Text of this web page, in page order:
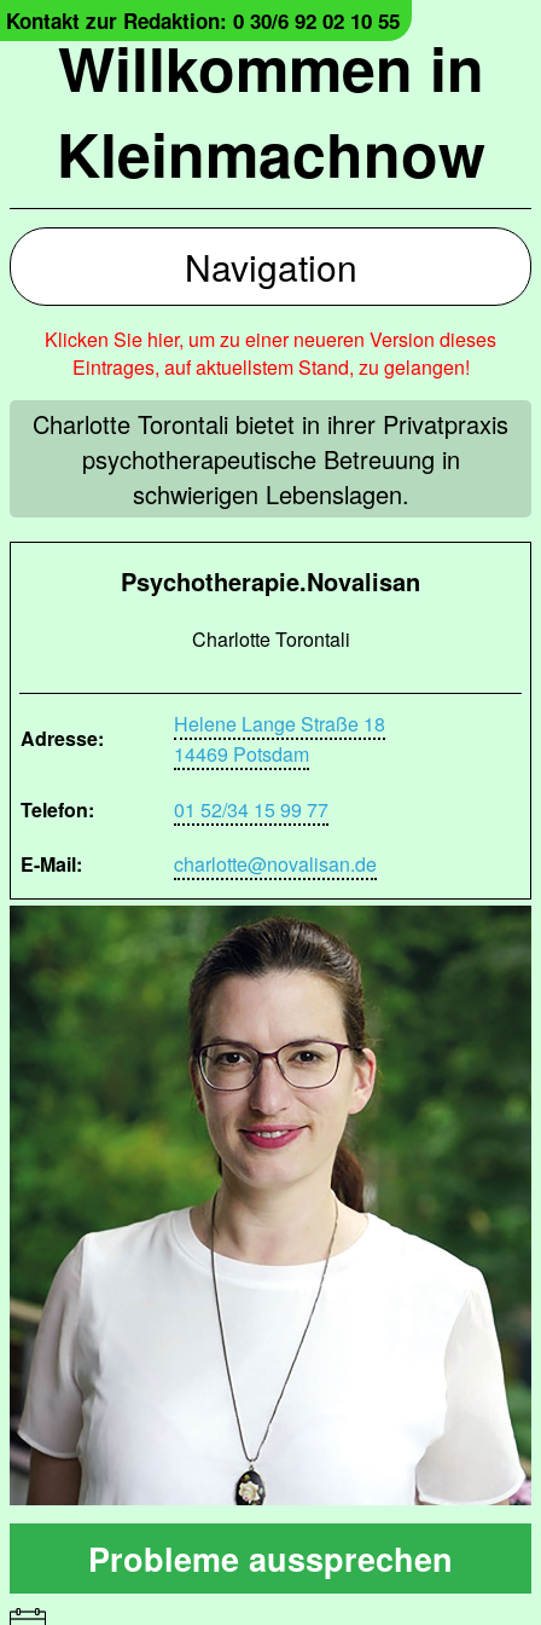
Willkommen in
Kleinmachnow
Kontakt zur Redaktion: 0 30/6 92 02 10 55
Navigation
Klicken Sie hier, um zu einer neueren Version dieses
Eintrages, auf aktuellstem Stand, zu gelangen!
Charlotte Torontali bietet in ihrer Privatpraxis
psychotherapeutische Betreuung in
schwierigen Lebenslagen.
Psychotherapie.Novalisan
Charlotte Torontali
Adresse:
Helene Lange Straße 18
14469 Potsdam
Telefon:
01 52/34 15 99 77
E-Mail:
charlotte@novalisan.de
Probleme aussprechen